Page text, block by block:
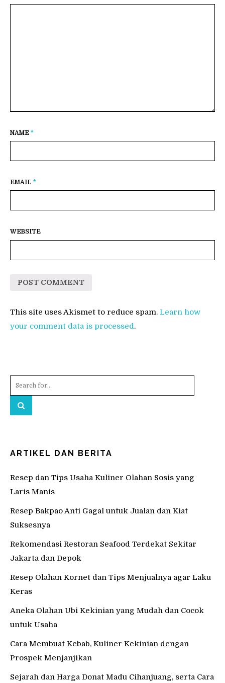
NAME *
EMAIL *
WEBSITE
This site uses Akismet to reduce spam. Learn how
your comment data is processed.
ARTIKEL DAN BERITA
Resep dan Tips Usaha Kuliner Olahan Sosis yang
Laris Manis
Resep Bakpao Anti Gagal untuk Jualan dan Kiat
Suksesnya
Rekomendasi Restoran Seafood Terdekat Sekitar
Jakarta dan Depok
Resep Olahan Kornet dan Tips Menjualnya agar Laku
Keras
Aneka Olahan Ubi Kekinian yang Mudah dan Cocok
untuk Usaha
Cara Membuat Kebab, Kuliner Kekinian dengan
Prospek Menjanjikan
Sejarah dan Harga Donat Madu Cihanjuang, serta Cara